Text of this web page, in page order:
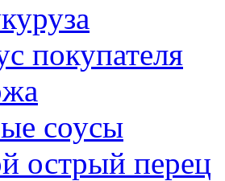
покупателя
соусы
острый перец